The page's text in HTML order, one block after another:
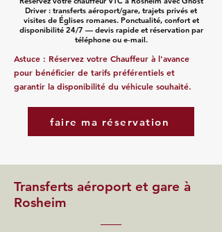
Driver : transferts aéroport/gare, trajets privés et
visites de Églises romanes. Ponctualité, confort et
disponibilité 24/7 — devis rapide et réservation par
téléphone ou e‑mail.
Astuce : Réservez votre Chauffeur à l'avance
pour bénéficier de tarifs préférentiels et
garantir la disponibilité du véhicule souhaité.
faire ma réservation
Transferts aéroport et gare à
Rosheim